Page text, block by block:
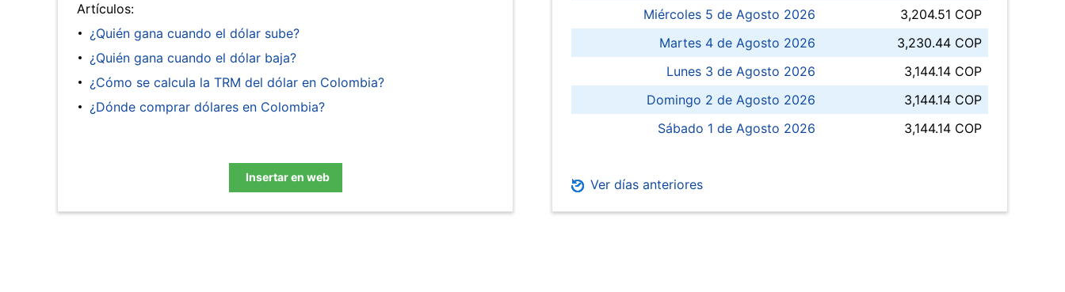
Artículos:
¿Quién gana cuando el dólar sube?
¿Quién gana cuando el dólar baja?
¿Cómo se calcula la TRM del dólar en Colombia?
¿Dónde comprar dólares en Colombia?
Insertar en web
Miércoles 5 de Agosto 2026
3,204.51 COP
Martes 4 de Agosto 2026
3,230.44 COP
Lunes 3 de Agosto 2026
3,144.14 COP
Domingo 2 de Agosto 2026
3,144.14 COP
Sábado 1 de Agosto 2026
3,144.14 COP
Ver días anteriores